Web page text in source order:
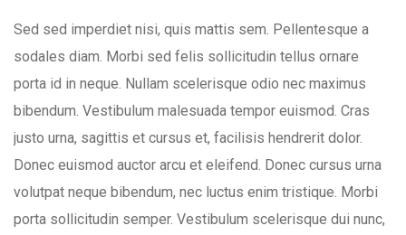
Sed sed imperdiet nisi, quis mattis sem. Pellentesque a
sodales diam. Morbi sed felis sollicitudin tellus ornare
porta id in neque. Nullam scelerisque odio nec maximus
bibendum. Vestibulum malesuada tempor euismod. Cras
justo urna, sagittis et cursus et, facilisis hendrerit dolor.
Donec euismod auctor arcu et eleifend. Donec cursus urna
volutpat neque bibendum, nec luctus enim tristique. Morbi
porta sollicitudin semper. Vestibulum scelerisque dui nunc,